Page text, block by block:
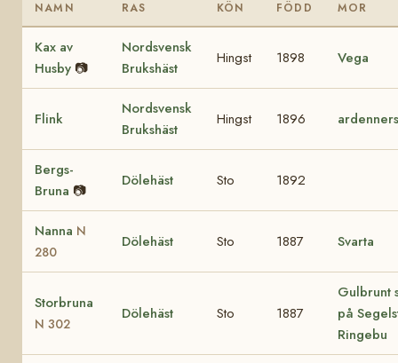
NAMN RAS KÖN FÖDD MOR
Kax av
Husby 📷
Nordsvensk
Brukshäst
Hingst 1898 Vega
Flink
Nordsvensk
Brukshäst
Hingst 1896
Bergs-
Bruna 📷
Dölehäst Sto 1892
Nanna N
280
Dölehäst Sto 1887 Svarta
Storbruna
N 302
Dölehäst Sto 1887
Gulbrunt
på
Ringebu